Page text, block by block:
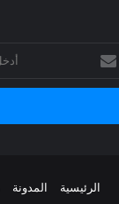
الرئيسية المدونة